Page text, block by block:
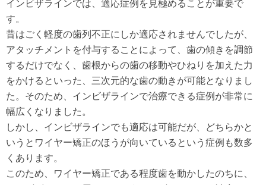
インビザラインでは、適応症例を見極めることが重要で
す。
昔はごく軽度の歯列不正にしか適応されませんでしたが、
アタッチメントを付与することによって、歯の傾きを調節
するだけでなく、歯根からの歯の移動やひねりを加えた力
をかけるといった、三次元的な歯の動きが可能となりまし
た。そのため、インビザラインで治療できる症例が非常に
幅広くなりました。
しかし、インビザラインでも適応は可能だが、どちらかと
いうとワイヤー矯正のほうが向いているという症例も数多
くあります。
このため、ワイヤー矯正である程度歯を動かしたのちに、